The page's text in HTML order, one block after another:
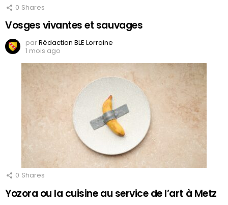
0 Shares
Vosges vivantes et sauvages
parRédaction BLE Lorraine
1 mois ago
0 Shares
Yozora ou la cuisine au service de l’art à Metz